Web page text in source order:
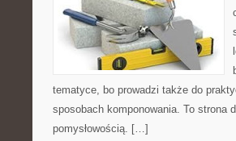
tematyce, bo prowadzi także do
sposobach komponowania. To strona
pomysłowością. […]